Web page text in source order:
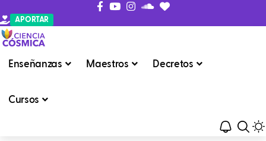
APORTAR
Enseñanzas Maestros Decretos
Cursos